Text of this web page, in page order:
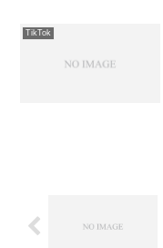
TikTok